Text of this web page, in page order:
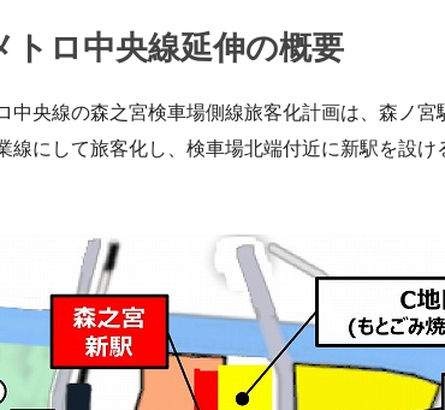
トロ中央線延伸の概要
中央線の森之宮検車場側線旅客化計画は、森ノ
線にして旅客化し、検車場北端付近に新駅を設